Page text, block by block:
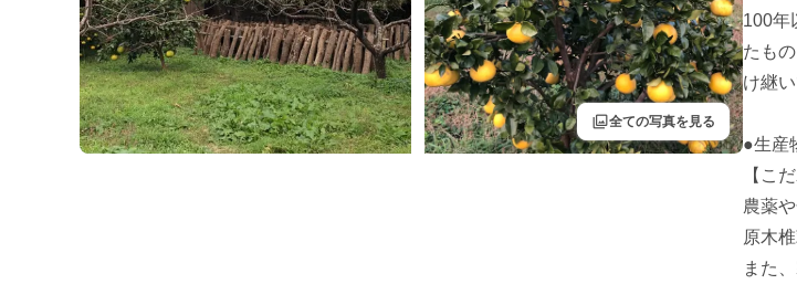
filter全ての写真を見る
100年
たも
け継い
●生産
【こ
農薬
原木
また